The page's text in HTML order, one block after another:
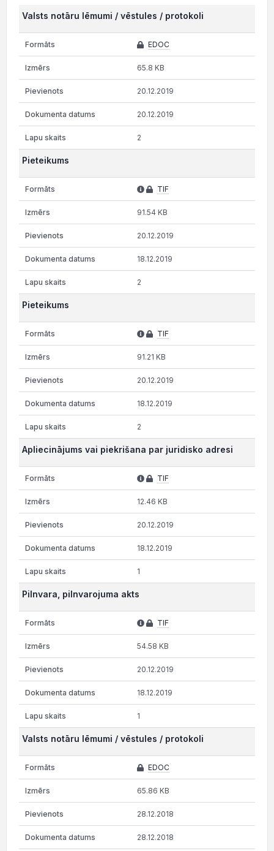
Valsts notāru lēmumi / vēstules / protokoli
EDOC
65.8 KB
20.12.2019
20.12.2019
2
Pieteikums
TIF
91.54 KB
20.12.2019
18.12.2019
2
Pieteikums
TIF
91.21 KB
20.12.2019
18.12.2019
2
Apliecinājums vai piekrišana par juridisko adresi
TIF
12.46 KB
20.12.2019
18.12.2019
1
Pilnvara, pilnvarojuma akts
TIF
54.58 KB
20.12.2019
18.12.2019
1
Valsts notāru lēmumi / vēstules / protokoli
EDOC
65.86 KB
28.12.2018
28.12.2018